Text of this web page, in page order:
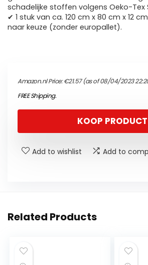
schadelijke stoffen volgens Oeko-Tex
✔ 1 stuk van ca. 120 cm x 80 cm x 12
naar keuze (zonder europallet).
Amazon.nl Price:€21.57(as of 08/04/2023
FREE Shipping.
KOOP PRODUCT
Add to wishlist Add to
Related Products